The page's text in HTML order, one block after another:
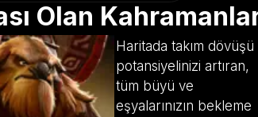
Olan
Haritada takım dövüşü
potansiyelinizi artıran,
tüm büyü ve
eşyalarınızın bekleme